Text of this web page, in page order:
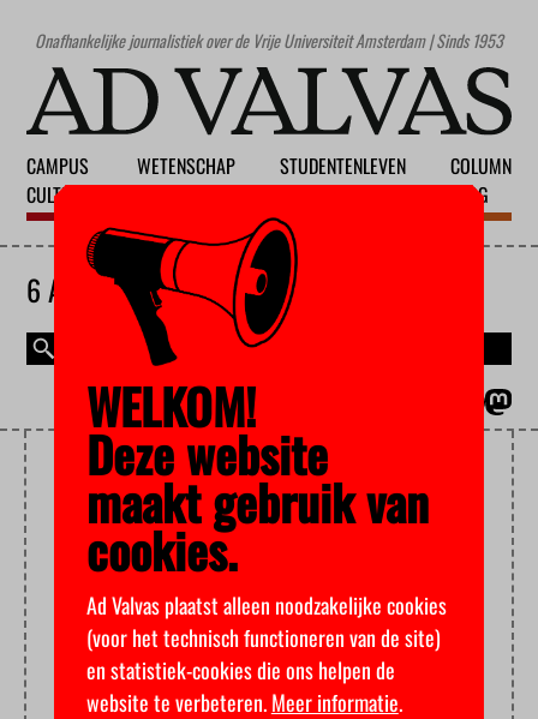
Onafhankelijke journalistiek over de Vrije Universiteit Amsterdam | Sinds 1953
CAMPUS
CULTUUR
WETENSCHAP
STUDENTENLEVEN
COLUMN
BLOG
6 AUGUSTUS 2026
ACTIVIST
WELKOM!
Deze website
maakt gebruik van
cookies.
Ad Valvas plaatst alleen noodzakelijke cookies
(voor het technisch functioneren van de site)
en statistiek-cookies die ons helpen de
website te verbeteren.Meer informatie.